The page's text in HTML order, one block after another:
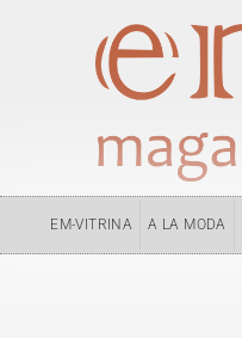
EM-VITRINA A LA MODA